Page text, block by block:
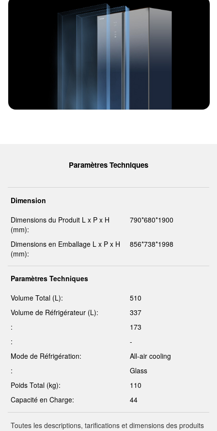
Paramètres Techniques
Dimension
Dimensions du Produit L x P x H
(mm):
790*680*1900
Dimensions en Emballage L x P x H
(mm):
856*738*1998
Paramètres Techniques
Volume Total (L):
510
Volume de Réfrigérateur (L):
337
:
173
:
-
Mode de Réfrigération:
All-air cooling
:
Glass
Poids Total (kg):
110
Capacité en Charge:
44
Toutes les descriptions, tarifications et dimensions des produits